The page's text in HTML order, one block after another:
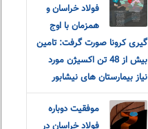
فولاد خراسان و
همزمان با اوج
گیری کرونا صورت گرفت: تامین
بیش از 48 تن اکسیژن مورد
نیاز بیمارستان های نیشابور
موفقیت دوباره